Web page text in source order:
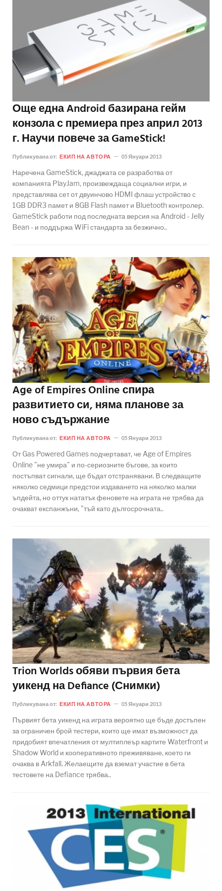
Още една Android базирана гейм
конзола с премиера през април 2013
г. Научи повече за GameStick!
Публикувана от: ЕКИП НА АВТОРА 05 Януари 2013
Наречена GameStick, джаджата се разработва от
компанията PlayJam, произвеждаща социални игри, и
представлява сет от двуинчово HDMI флаш устройство с
1GB DDR3 памет и 8GB Flash памет и Bluetooth контролер.
GameStick работи под последната версия на Android - Jelly
Bean - и поддържа WiFi стандарта за безжично..
Age of Empires Online спира
развитието си, няма планове за
ново съдържание
Публикувана от: ЕКИП НА АВТОРА 05 Януари 2013
От Gas Powered Games подчертават, че Age of Empires
Online "не умира" и по-сериозните бъгове, за които
постъпват сигнали, ще бъдат отстранявани. В следващите
няколко седмици предстои издаването на няколко малки
ъпдейта, но оттук нататък феновете на играта не трябва да
очакват експанжъни, "тъй като дългосрочната..
Trion Worlds обяви първия бета
уикенд на Defiance (Снимки)
Публикувана от: ЕКИП НА АВТОРА 05 Януари 2013
Първият бета уикенд на играта вероятно ще бъде достъпен
за ограничен брой тестери, които ще имат възможност да
придобият впечатления от мултиплеър картите Waterfront и
Shadow World и кооперативното преживяване, което ги
очаква в Arkfall. Желаещите да вземат участие в бета
тестовете на Defiance трябва..